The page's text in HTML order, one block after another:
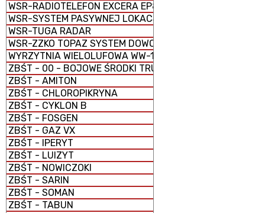
WSR-RADIOTELEFON EXCERA EP8100
WSR-SYSTEM PASYWNEJ LOKACJI SPL (RADAR
WSR-TUGA RADAR
WSR-ZZKO TOPAZ SYSTEM DOWODZENIA I KIEROWANIA
WYRZYTNIA WIELOLUFOWA WW-15
ZBŚT - 00 - BOJOWE ŚRODKI TRUJĄCE (BST)
ZBŚT - AMITON
ZBŚT - CHLOROPIKRYNA
ZBŚT - CYKLON B
ZBŚT - FOSGEN
ZBŚT - GAZ VX
ZBŚT - IPERYT
ZBŚT - LUIZYT
ZBŚT - NOWICZOKI
ZBŚT - SARIN
ZBŚT - SOMAN
ZBŚT - TABUN